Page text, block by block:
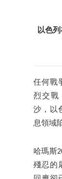
以色
任何戰
烈交戰
沙，以
息領域
哈瑪斯
殘忍的